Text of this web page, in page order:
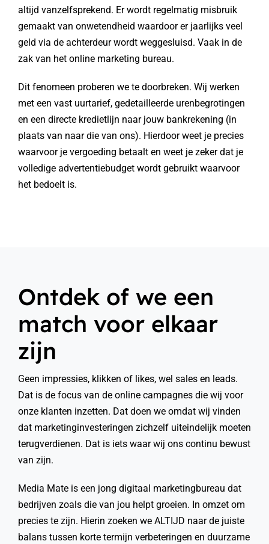
altijd vanzelfsprekend. Er wordt regelmatig misbruik
gemaakt van onwetendheid waardoor er jaarlijks veel
geld via de achterdeur wordt weggesluisd. Vaak in de
zak van het online marketing bureau.
Dit fenomeen proberen we te doorbreken. Wij werken
met een vast uurtarief, gedetailleerde urenbegrotingen
en een directe kredietlijn naar jouw bankrekening (in
plaats van naar die van ons). Hierdoor weet je precies
waarvoor je vergoeding betaalt en weet je zeker dat je
volledige advertentiebudget wordt gebruikt waarvoor
het bedoelt is.
Ontdek of we een
match voor elkaar
zijn
Geen impressies, klikken of likes, wel sales en leads.
Dat is de focus van de online campagnes die wij voor
onze klanten inzetten. Dat doen we omdat wij vinden
dat marketinginvesteringen zichzelf uiteindelijk moeten
terugverdienen. Dat is iets waar wij ons continu bewust
van zijn.
Media Mate is een jong digitaal marketingbureau dat
bedrijven zoals die van jou helpt groeien. In omzet om
precies te zijn. Hierin zoeken we ALTIJD naar de juiste
balans tussen korte termijn verbeteringen en duurzame